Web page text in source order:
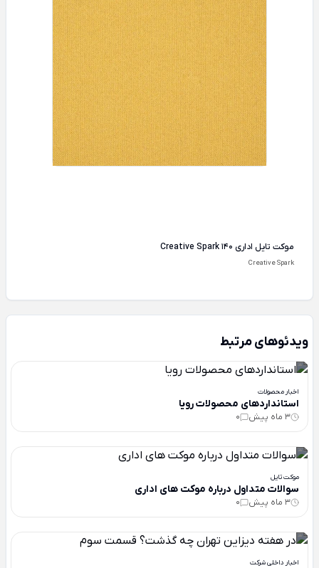
موکت تایل اداری Creative Spark 140
Creative Spark
ویدئوهای مرتبط
اخبار محصولات
استانداردهای محصولات رویا
3 ماه پیش 0
موکت تایل
سوالات متداول درباره موکت های اداری
3 ماه پیش 0
اخبار داخلی شرکت